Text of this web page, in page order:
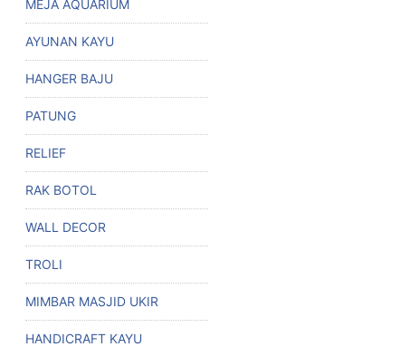
MEJA AQUARIUM
AYUNAN KAYU
HANGER BAJU
PATUNG
RELIEF
RAK BOTOL
WALL DECOR
TROLI
MIMBAR MASJID UKIR
HANDICRAFT KAYU